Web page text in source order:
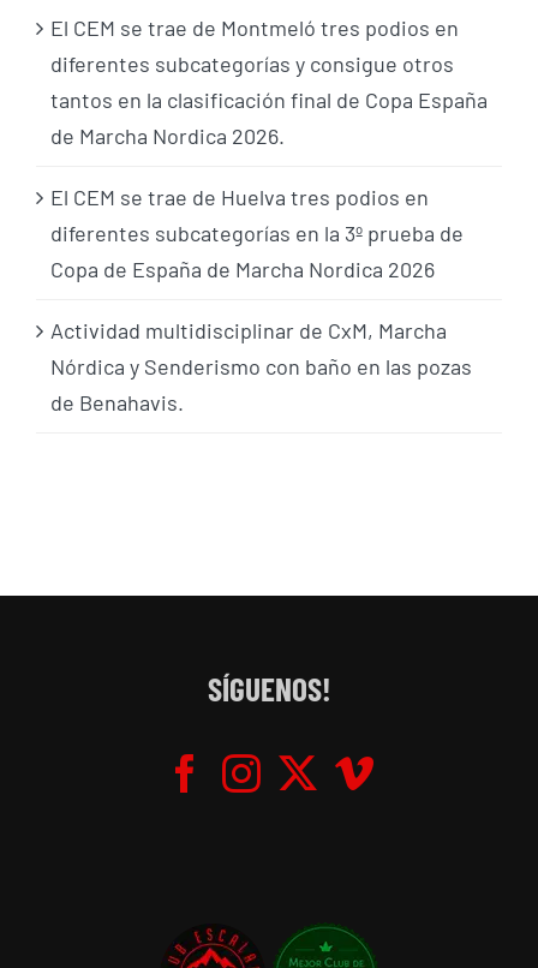
El CEM se trae de Montmeló tres podios en
diferentes subcategorías y consigue otros
tantos en la clasificación final de Copa España
de Marcha Nordica 2026.
El CEM se trae de Huelva tres podios en
diferentes subcategorías en la 3º prueba de
Copa de España de Marcha Nordica 2026
Actividad multidisciplinar de CxM, Marcha
Nórdica y Senderismo con baño en las pozas
de Benahavis.
SÍGUENOS!